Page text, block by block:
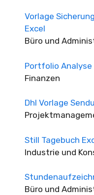
Vorlage
Excel
Büro und
Portfolio Analyse
Finanzen
Dhl Vorlage
Still Tagebuch
Industrie und
Büro und